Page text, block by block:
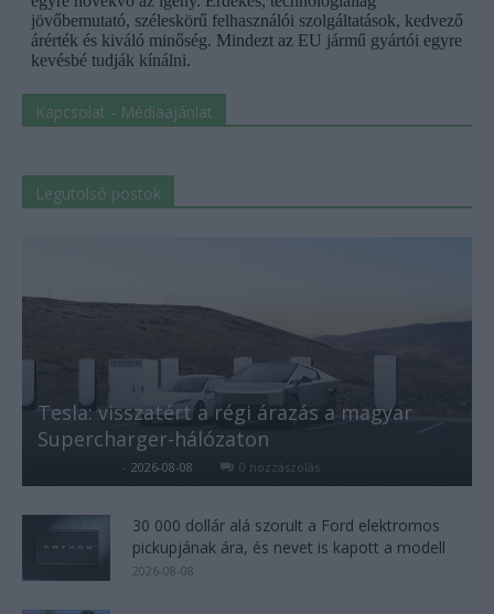
Kapcsolat - Médiaajánlat
Legutolsó postok
Tesla: visszatért a régi árazás a magyar
Supercharger-hálózaton
- 2026-08-08 0 hozzászólás
30 000 dollár alá szorult a Ford elektromos
pickupjának ára, és nevet is kapott a modell
2026-08-08